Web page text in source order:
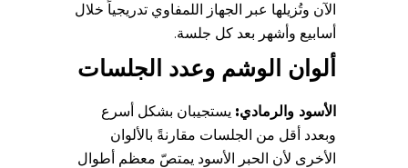
الآن وتُزيلها عبر الجهاز اللمفاوي تدريجياً خلال
أسابيع وأشهر بعد كل جلسة.
ألوان الوشم وعدد الجلسات
الأسود والرمادي: يستجيبان بشكل أسرع
وبعدد أقل من الجلسات مقارنةً بالألوان
الأخرى لأن الحبر الأسود يمتصّ معظم أطوال